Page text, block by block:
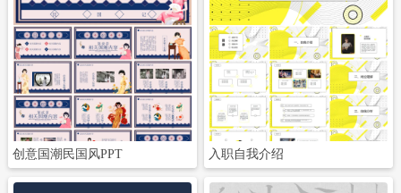
创意国潮民国风PPT 入职自我介绍
立即下载 立即下载